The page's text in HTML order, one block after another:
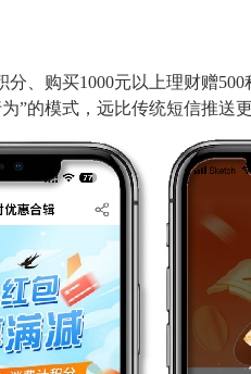
、购买1000元以上理财赠
”的模式，远比传统短信推送